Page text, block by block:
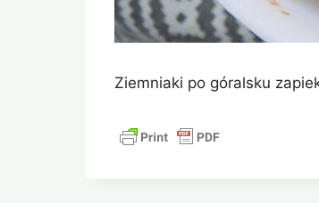
Ziemniaki po góralsku